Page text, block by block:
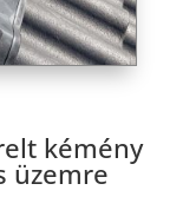
kémény
üzemre